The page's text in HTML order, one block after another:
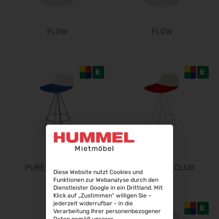
22.09.2026 - 25.09.2026
25.09.2026 - 26.09.2026
POWTECH 2026
IMAGING WORLD 2026
02.10.2026 - 04.10.2026
VISION 2026
06.10.2026 - 08.10.2026
interbad 2026
06.10.2026 - 08.10.2026
FLOW FLOW
PURE FLOW CLUB PURE FLOW CLUB
Diese Website nutzt Cookies und
Funktionen zur Webanalyse durch den
Dienstleister Google in ein Drittland. Mit
Klick auf „Zustimmen“ willigen Sie –
jederzeit widerrufbar - in die
Verarbeitung Ihrer personenbezogener